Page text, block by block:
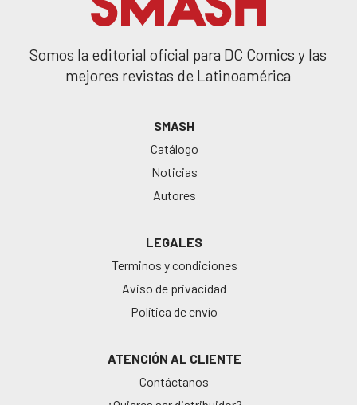
Somos la editorial oficial para DC Comics y las
mejores revistas de Latinoamérica
SMASH
Catálogo
Noticias
Autores
LEGALES
Terminos y condiciones
Aviso de privacidad
Política de envío
ATENCIÓN AL CLIENTE
Contáctanos